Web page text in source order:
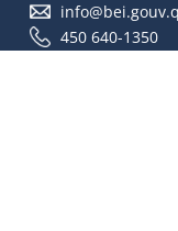
450 640-1350